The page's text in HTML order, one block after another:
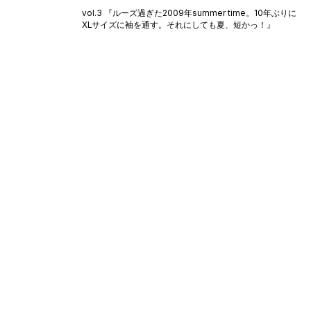
vol.3 『ルーズ過ぎた2009年summer time。10年ぶりに
XLサイズに袖を通す。それにしても夏、短かっ！』